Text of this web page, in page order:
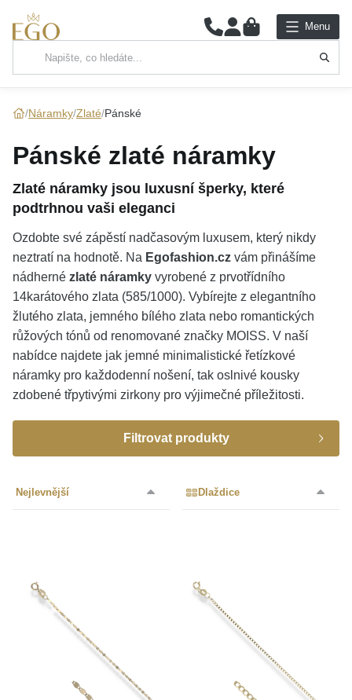
0 Menu
Hlavní kategorie
NÁRAMKY
PRSTENY
NÁUŠNICE
SADY
KOLEKCE
BLOG
Filtrovat produkty
Značka
MOISS
Zlato žluté 585/1000
Zlato bílé 585/1000
bílá (1)
(16)
Úprava
(17)
Max. délka náramku
Šířka náramku
Náramky Zlaté Pánské
Pánské zlaté náramky
Zlaté náramky jsou luxusní šperky, které
podtrhnou vaši eleganci
Ozdobte své zápěstí nadčasovým luxusem, který nikdy
neztratí na hodnotě. Na Egofashion.cz vám přinášíme
nádherné zlaté náramky vyrobené z prvotřídního
14karátového zlata (585/1000). Vybírejte z elegantního
žlutého zlata, jemného bílého zlata nebo romantických
růžových tónů od renomované značky MOISS. V naší
nabídce najdete jak jemné minimalistické řetízkové
náramky pro každodenní nošení, tak oslnivé kousky
zdobené třpytivými zirkony pro výjimečné příležitosti.
Nejlevnější Dlaždice